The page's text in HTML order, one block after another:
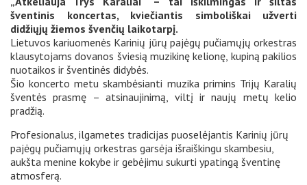
šventinis koncertas, kviečiantis simboliškai užverti
didžiųjų žiemos švenčių laikotarpį.
Lietuvos kariuomenės Karinių jūrų pajėgų pučiamųjų orkestras
klausytojams dovanos šviesią muzikinę kelionę, kupiną pakilios
nuotaikos ir šventinės didybės.
Šio koncerto metu skambėsianti muzika primins Trijų Karalių
šventės prasmę – atsinaujinimą, viltį ir naujų metų kelio
pradžią.
Profesionalus, ilgametes tradicijas puoselėjantis Karinių jūrų
pajėgų pučiamųjų orkestras garsėja išraiškingu skambesiu,
aukšta menine kokybe ir gebėjimu sukurti ypatingą šventinę
atmosferą.